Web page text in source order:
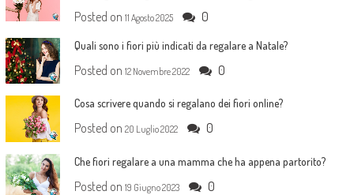
Posted on 11 Agosto 2025 0
Quali sono i fiori più indicati da regalare a Natale?
Posted on 12 Novembre 2022 0
Cosa scrivere quando si regalano dei fiori online?
Posted on 20 Luglio 2022 0
Che fiori regalare a una mamma che ha appena partorito?
Posted on 19 Giugno 2023 0